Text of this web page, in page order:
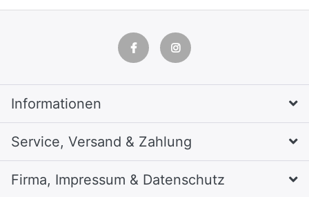
Informationen
Service, Versand & Zahlung
Firma, Impressum & Datenschutz